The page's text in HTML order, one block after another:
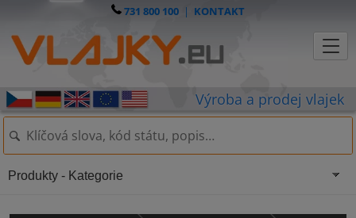
731 800 100 | KONTAKT
Produkty - Kategorie